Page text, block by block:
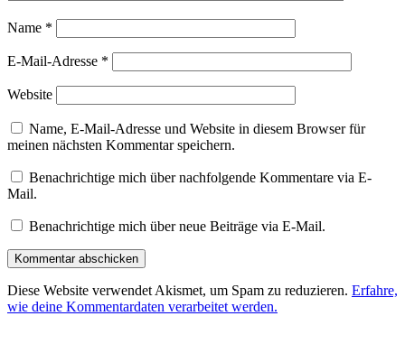
Name *
E-Mail-Adresse *
Website
Name, E-Mail-Adresse und Website in diesem Browser für
meinen nächsten Kommentar speichern.
Benachrichtige mich über nachfolgende Kommentare via E-
Mail.
Benachrichtige mich über neue Beiträge via E-Mail.
Diese Website verwendet Akismet, um Spam zu reduzieren. Erfahre,
wie deine Kommentardaten verarbeitet werden.